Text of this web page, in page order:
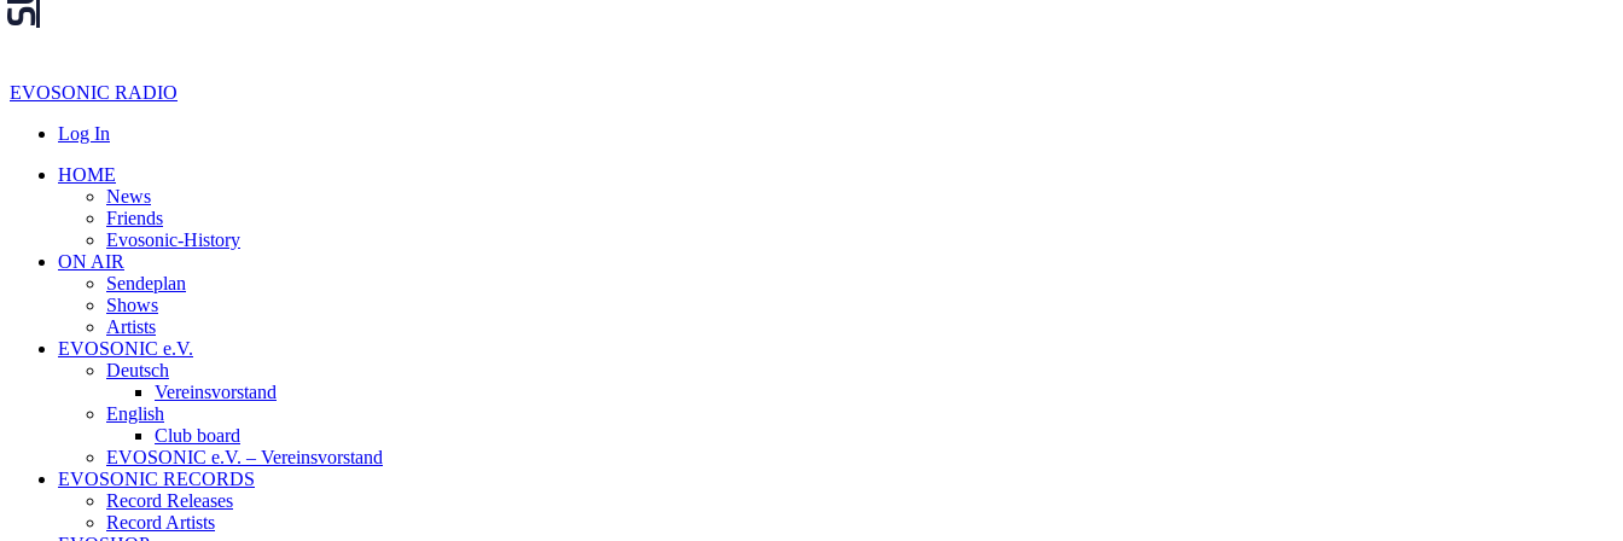
EVOSONIC RADIO
Log In
HOME
News
Friends
Evosonic-History
ON AIR
Sendeplan
Shows
Artists
EVOSONIC e.V.
Deutsch
Vereinsvorstand
English
Club board
EVOSONIC e.V. ‒ Vereinsvorstand
EVOSONIC RECORDS
Record Releases
Record Artists